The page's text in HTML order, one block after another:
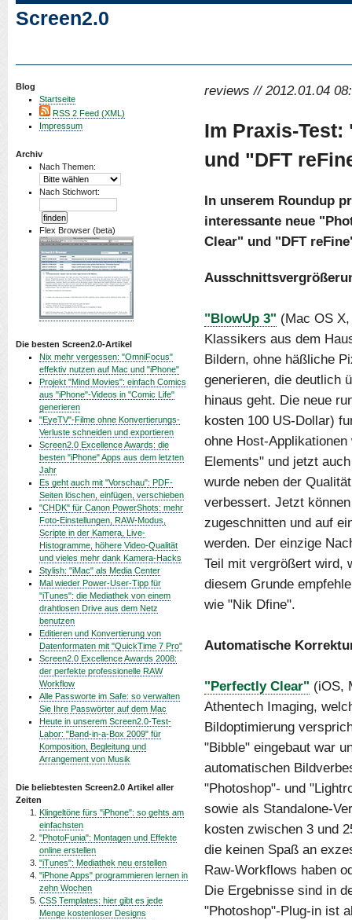
Screen2.0
Blog
Startseite
RSS 2 Feed (XML)
Impressum
Archiv
Nach Themen:
Nach Stichwort:
Flex Browser (beta)
Die besten Screen2.0-Artikel
Nix mehr vergessen: "OmniFocus"
effektiv nutzen auf Mac und "iPhone"
Projekt "Mind Movies": einfach Comics
aus "iPhone"-Videos in "Comic Life"
generieren
"EyeTV"-Filme ohne Konvertierungs-
Verluste schneiden und exportieren
Screen2.0 Excellence Awards: die
besten "iPhone" Apps aus dem letzten
Jahr
Es geht auch mit "Vorschau": PDF-
Seiten löschen, einfügen, verschieben
"CHDK" für Canon PowerShots: mehr
Foto-Einstellungen, RAW-Modus,
Scripte in der Kamera, Live-
Histogramme, höhere Video-Qualität
und vieles mehr dank Kamera-Hacks
Stylish: "iMac" als Media Center
Mal wieder Power-User-Tipp für
"iTunes": die Mediathek von einem
drahtlosen Drive aus dem Netz
benutzen
Editieren und Konvertierung von
Datenformaten mit "QuickTime 7 Pro"
Screen2.0 Excellence Awards 2008:
der perfekte professionelle RAW
Workflow
Alle Passworte im Safe: so verwalten
Sie Ihre Passwörter auf dem Mac
Heute in unserem Screen2.0-Test-
Labor: "Band-in-a-Box 2009" für
Komposition, Begleitung und
Arrangement von Musik
Die beliebtesten Screen2.0 Artikel aller
Zeiten
Klingeltöne fürs "iPhone": so gehts am
einfachsten
"PhotoFunia": Montagen und Effekte
online erstellen
"iTunes": Mediathek neu erstellen
"iPhone Apps" programmieren lernen in
zehn Wochen
CSS Templates: hier gibt es jede
Menge kostenloser Designs
reviews // 2012.01.04
Im Praxis-
und "DFT
In unserem Roundup
interessante neue
Clear" und "DFT
"BlowUp 3" (Mac OS
Klassikers aus dem
Bildern, ohne häßliche
generieren, die deutlich
hinaus geht. Die neue
kosten 100 US-Dollar)
ohne Host-
Elements" und jetzt
wurde neben der
verbessert. Jetzt
zugeschnitten und auf
werden. Der einzige
Teil mit vergrößert wird,
diesem Grunde
wie "Nik Dfine".
Automatische
"Perfectly Clear" (iOS,
Athentech Imaging,
Bildoptimierung
"Bibble" eingebaut war
automatischen
"Photoshop"- und
sowie als Standalone-
kosten zwischen 3 und
die keinen Spaß an
Raw-Workflows haben
Die Ergebnisse sind in
"Photoshop"-Plug-in ist